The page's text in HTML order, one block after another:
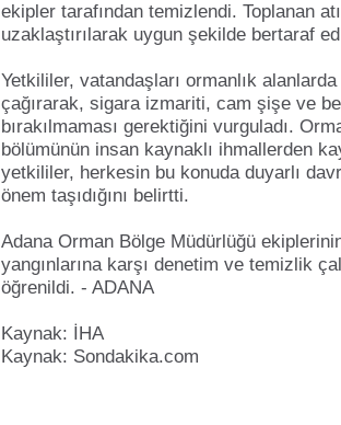
ekipler tarafından temizlendi. Toplanan
uzaklaştırılarak uygun şekilde bertaraf
Yetkililer, vatandaşları ormanlık
çağırarak, sigara izmariti, cam şişe ve
bırakılmaması gerektiğini vurguladı.
bölümünün insan kaynaklı ihmallerden
yetkililer, herkesin bu konuda duyarlı
önem taşıdığını belirtti.
Adana Orman Bölge Müdürlüğü
yangınlarına karşı denetim ve temizlik
öğrenildi. - ADANA
Kaynak: İHA
Kaynak: Sondakika.com